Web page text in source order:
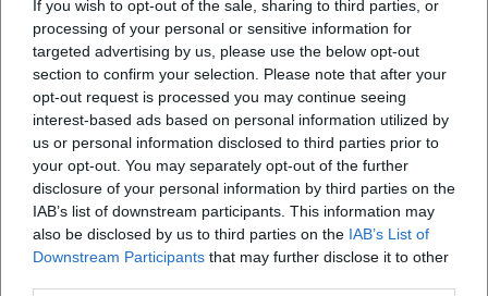
If you wish to opt-out of the sale, sharing to third parties, or
processing of your personal or sensitive information for
targeted advertising by us, please use the below opt-out
section to confirm your selection. Please note that after your
opt-out request is processed you may continue seeing
interest-based ads based on personal information utilized by
us or personal information disclosed to third parties prior to
your opt-out. You may separately opt-out of the further
disclosure of your personal information by third parties on the
IAB’s list of downstream participants. This information may
also be disclosed by us to third parties on the IAB’s List of
Downstream Participants that may further disclose it to other
Wo startet der Lauf?
Was kann ich beim Lauf erwarten?
Wie viel kostet die Teilnahme?
Ist der Lauf auch für Anfänger geeignet?
Findet der Lauf bei jedem Wetter statt?